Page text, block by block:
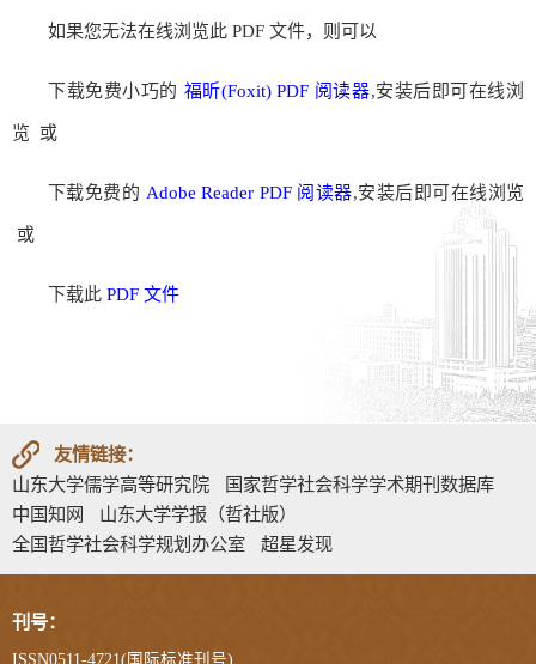
如果您无法在线浏览此 PDF 文件，则可以
下载免费小巧的 福昕(Foxit) PDF 阅读器,安装后即可在线浏
览 或
下载免费的 Adobe Reader PDF 阅读器,安装后即可在线浏览
或
下载此 PDF 文件
友情链接：
山东大学儒学高等研究院
国家哲学社会科学学术期刊数据库
中国知网
山东大学学报（哲社版）
全国哲学社会科学规划办公室
超星发现
刊号：
ISSN0511-4721(国际标准刊号)